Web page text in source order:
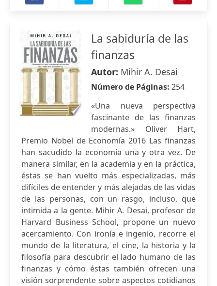
La sabiduría de las
finanzas
Autor: Mihir A. Desai
Número de Páginas: 254
«Una nueva perspectiva
fascinante de las finanzas
modernas.» Oliver Hart,
Premio Nobel de Economía 2016 Las finanzas
han sacudido la economía una y otra vez. De
manera similar, en la academia y en la práctica,
éstas se han vuelto más especializadas, más
difíciles de entender y más alejadas de las vidas
de las personas, con un rasgo, incluso, que
intimida a la gente. Mihir A. Desai, profesor de
Harvard Business School, propone un nuevo
acercamiento. Con ironía e ingenio, recorre el
mundo de la literatura, el cine, la historia y la
filosofía para descubrir el lado humano de las
finanzas y cómo éstas también ofrecen una
visión sorprendente sobre aspectos cotidianos